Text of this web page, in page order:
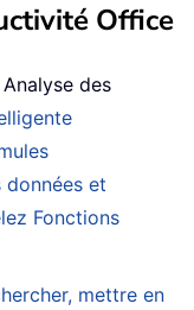
Office
des
données et
Fonctions
mettre en